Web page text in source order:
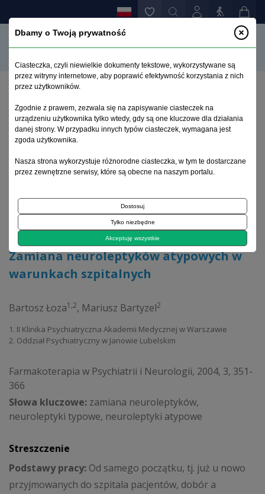
Zamiana neuroleptyków atypowych w warunkach
szpitalnych
Archiwum 1995–2023
2004, tom 20, zeszyt 3
Artykuł
Zamiana neuroleptyków atypowych w
warunkach szpitalnych
Bartosz Łoza1,2, Mariusz Bartyzel2
1. II Klinika Psychiatryczna Akademii Medycznej w Warszawie
2. Oddział Psychiatryczny w Janowie Lubelskim
Farmakoterapia w Psychiatrii i Neurologii, 2004, 3, 351-
366
Słowa kluczowe: zamiana neuroleptyków,
neuroleptyki typowe, neuroleptyki atypowe
Streszczenie
Podstawy pracy: Od samego początku, tj. już u nowo
przyjmowanych do szpitala pacjentów, dobór a
Dbamy o Twoją prywatność
Ciasteczka, czyli niewielkie dokumenty tekstowe, wykorzystywane są
przez witryny internetowe, aby poprawić efektywność korzystania z nich
przez użytkowników.
Zgodnie z prawem, zezwala się na zapisywanie ciasteczek na
urządzeniu użytkownika tylko wtedy, gdy są one kluczowe dla działania
danej strony. W przypadku innych typów ciasteczek, wymagana jest
zgoda użytkownika.
Nasza strona wykorzystuje różnorodne ciasteczka, w tym te dostarczane
przez zewnętrzne serwisy, które są obecne na naszym portalu.
Dostosuj
Tylko niezbędne
Akceptuję wszystkie